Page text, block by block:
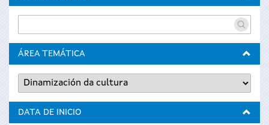
ÁREA TEMÁTICA
DATA DE INICIO